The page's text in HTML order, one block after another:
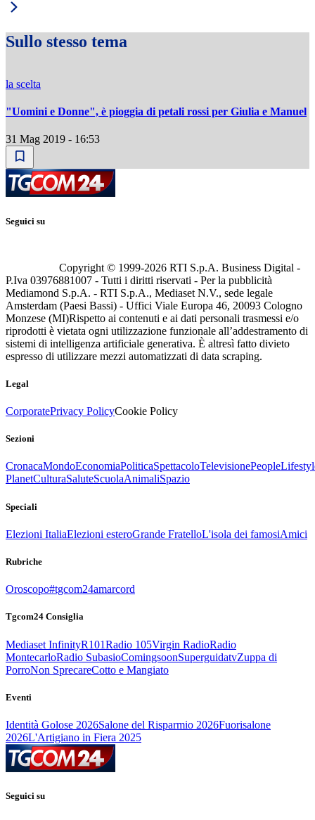
Sullo stesso tema
la scelta
"Uomini e Donne", è pioggia di petali rossi per Giulia e Manuel
31 Mag 2019 - 16:53
Seguici su
Copyright © 1999-2026 RTI S.p.A. Business Digital -
P.Iva 03976881007 - Tutti i diritti riservati - Per la pubblicità
Mediamond S.p.A. - RTI S.p.A., Mediaset N.V., sede legale
Amsterdam (Paesi Bassi) - Uffici Viale Europa 46, 20093 Cologno
Monzese (MI)Rispetto ai contenuti e ai dati personali trasmessi e/o
riprodotti è vietata ogni utilizzazione funzionale all’addestramento di
sistemi di intelligenza artificiale generativa. È altresì fatto divieto
espresso di utilizzare mezzi automatizzati di data scraping.
Legal
CorporatePrivacy PolicyCookie Policy
Sezioni
CronacaMondoEconomiaPoliticaSpettacoloTelevisionePeople
PlanetCulturaSaluteScuolaAnimaliSpazio
Speciali
Elezioni ItaliaElezioni esteroGrande FratelloL'isola dei famosiAmici
Rubriche
Oroscopo#tgcom24amarcord
Tgcom24 Consiglia
Mediaset InfinityR101Radio 105Virgin RadioRadio
MontecarloRadio SubasioComingsoonSuperguidatvZuppa di
PorroNon SprecareCotto e Mangiato
Eventi
Identità Golose 2026Salone del Risparmio 2026Fuorisalone
2026L'Artigiano in Fiera 2025
Seguici su